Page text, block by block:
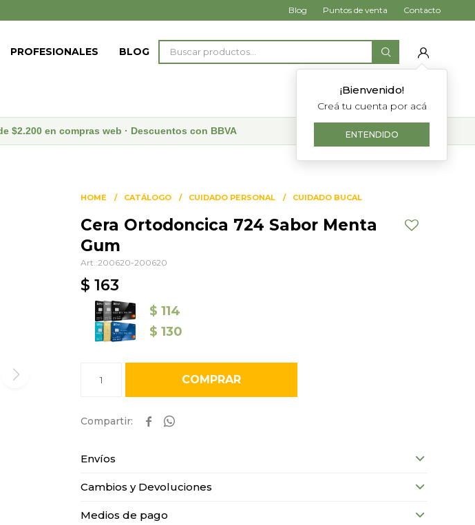
PROFESIONALES BLOG
¡Bienvenido!
Creá tu cuenta por acá
ENTENDIDO
Blog Puntos de venta Contacto
$2.200 en compras web · Descuentos con BBVA
HOME CATÁLOGO CUIDADO PERSONAL CUIDADO BUCAL
Cera Ortodoncica 724 Sabor Menta
Gum
200620-200620
$ 163
$ 114
$ 130
1 COMPRAR
 
Envíos
Cambios y Devoluciones
Medios de pago